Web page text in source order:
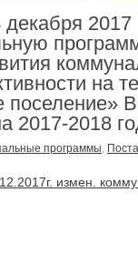
2017
на
поселение»
2017-2018
программы,
измен.